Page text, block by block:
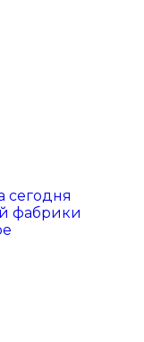
сегодня
фабрики